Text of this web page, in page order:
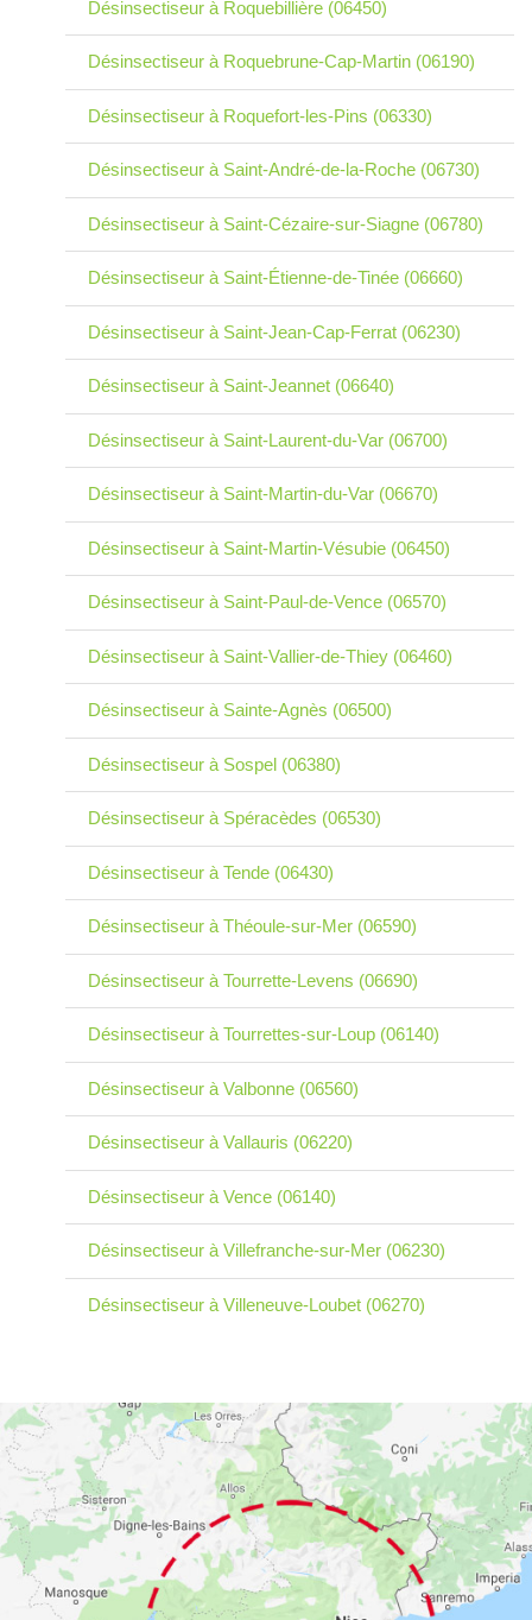
Désinsectiseur à Roquebillière (06450)
Désinsectiseur à Roquebrune-Cap-Martin (06190)
Désinsectiseur à Roquefort-les-Pins (06330)
Désinsectiseur à Saint-André-de-la-Roche (06730)
Désinsectiseur à Saint-Cézaire-sur-Siagne (06780)
Désinsectiseur à Saint-Étienne-de-Tinée (06660)
Désinsectiseur à Saint-Jean-Cap-Ferrat (06230)
Désinsectiseur à Saint-Jeannet (06640)
Désinsectiseur à Saint-Laurent-du-Var (06700)
Désinsectiseur à Saint-Martin-du-Var (06670)
Désinsectiseur à Saint-Martin-Vésubie (06450)
Désinsectiseur à Saint-Paul-de-Vence (06570)
Désinsectiseur à Saint-Vallier-de-Thiey (06460)
Désinsectiseur à Sainte-Agnès (06500)
Désinsectiseur à Sospel (06380)
Désinsectiseur à Spéracèdes (06530)
Désinsectiseur à Tende (06430)
Désinsectiseur à Théoule-sur-Mer (06590)
Désinsectiseur à Tourrette-Levens (06690)
Désinsectiseur à Tourrettes-sur-Loup (06140)
Désinsectiseur à Valbonne (06560)
Désinsectiseur à Vallauris (06220)
Désinsectiseur à Vence (06140)
Désinsectiseur à Villefranche-sur-Mer (06230)
Désinsectiseur à Villeneuve-Loubet (06270)